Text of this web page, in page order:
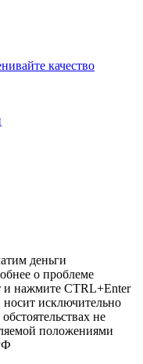
деньги
о проблеме
и нажмите CTRL+Enter
исключительно
не
положениями